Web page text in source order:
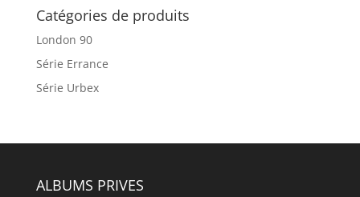
35,00€
à
Catégories de produits
London 90
Série Errance
Série Urbex
ALBUMS PRIVES